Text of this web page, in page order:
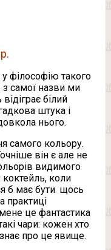
філософію такого
з самої назви ми
білий
штука і
нього.
самого кольору.
він є але не
видимого
коли
б має бути щось
практиці
це фантастика
чари: кожен хто
про це явище.